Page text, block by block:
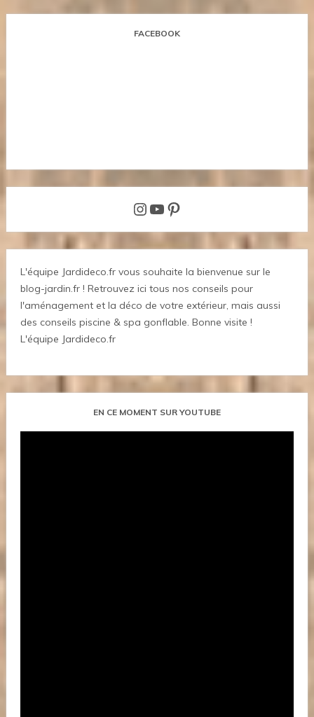
FACEBOOK
Instagram
YouTube
Pinterest
L'équipe Jardideco.fr vous souhaite la bienvenue sur le
blog-jardin.fr ! Retrouvez ici tous nos conseils pour
l'aménagement et la déco de votre extérieur, mais aussi
des conseils piscine & spa gonflable. Bonne visite !
L'équipe Jardideco.fr
EN CE MOMENT SUR YOUTUBE